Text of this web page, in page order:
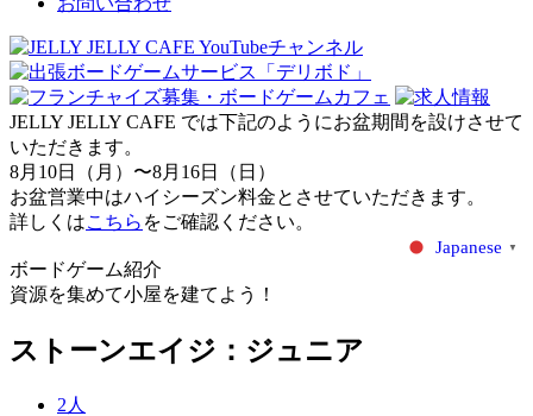
JELLY JELLY CAFE では下記のようにお盆期間を設けさせて
いただきます。
8月10日（月）〜8月16日（日）
お盆営業中はハイシーズン料金とさせていただきます。
詳しくはこちら をご確認ください。
Japanese ▼
ボードゲーム紹介
資源を集めて小屋を建てよう！
ストーンエイジ：ジュニア
2人